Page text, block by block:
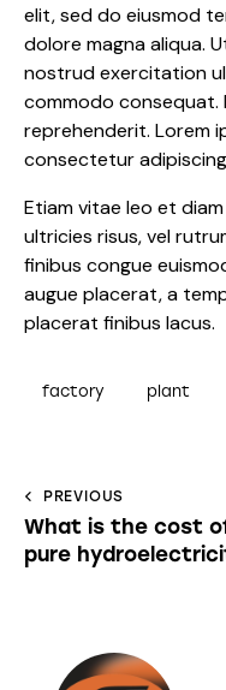
elit, sed do eiusmod
dolore magna aliqua.
nostrud exercitation
commodo consequat.
reprehenderit. Lorem
consectetur
Etiam vitae leo et
ultricies risus, vel
finibus congue
augue placerat, a
placerat finibus lacus.
factory plant
Navegación
de
entradas
PREVIOUS
What is the cost
pure